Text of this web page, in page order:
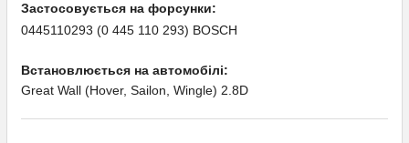
Застосовується на форсунки:
0445110293 (0 445 110 293) BOSCH
Встановлюється на автомобілі:
Great Wall (Hover, Sailon, Wingle) 2.8D